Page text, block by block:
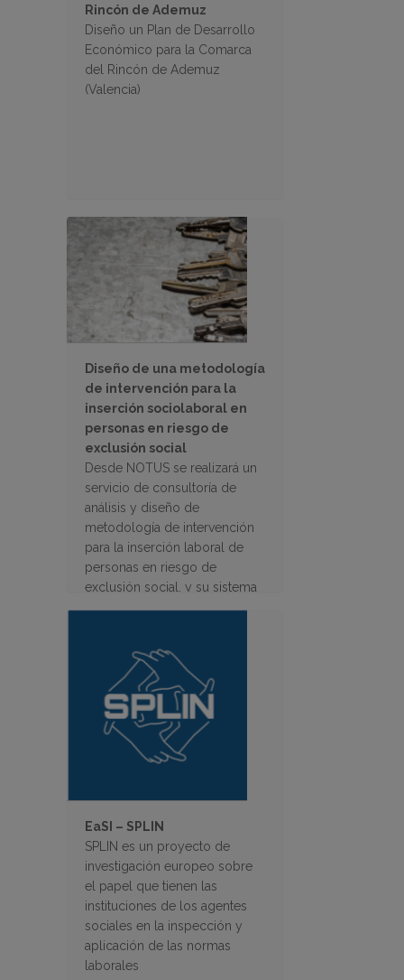
Rincón de Ademuz
Diseño un Plan de Desarrollo
Económico para la Comarca
del Rincón de Ademuz
(Valencia)
Diseño de una metodología
de intervención para la
inserción sociolaboral en
personas en riesgo de
exclusión social
Desde NOTUS se realizará un
servicio de consultoría de
análisis y diseño de
metodología de intervención
para la inserción laboral de
personas en riesgo de
exclusión social, y su sistema
de monitoreo y evaluación
EaSI – SPLIN
SPLIN es un proyecto de
investigación europeo sobre
el papel que tienen las
instituciones de los agentes
sociales en la inspección y
aplicación de las normas
laborales